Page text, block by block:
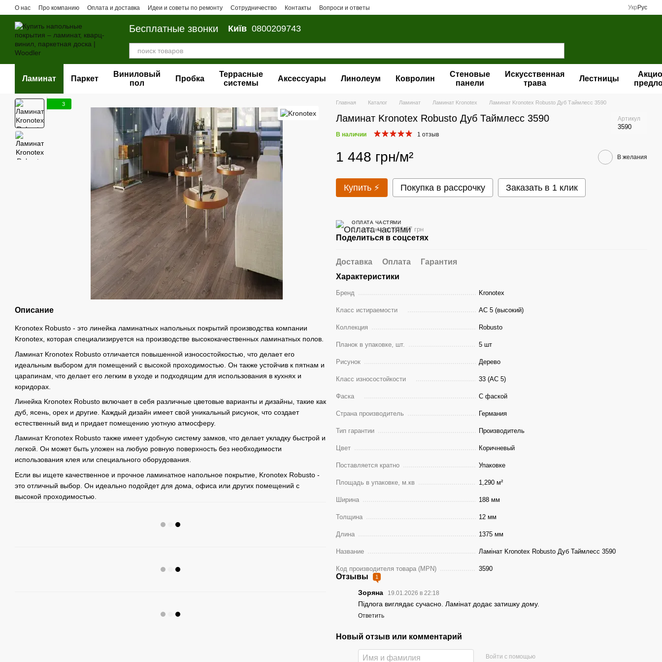
Перейти к основному контенту
О нас Про компанию Оплата и доставка Идеи и советы по ремонту Сотрудничество Контакты Вопроси и ответы Укр Рус
Бесплатные звонки Київ 0800209743
Ламинат Паркет
Виниловый
пол
Пробка
Террасные
системы
Аксессуары Линолеум Ковролин
Стеновые
панели
Искусственная
трава
Лестницы
3
Описание
Kronotex Robusto - это линейка ламинатных напольных покрытий производства компании
Kronotex, которая специализируется на производстве высококачественных ламинатных полов.
Ламинат Kronotex Robusto отличается повышенной износостойкостью, что делает его
идеальным выбором для помещений с высокой проходимостью. Он также устойчив к пятнам и
царапинам, что делает его легким в уходе и подходящим для использования в кухнях и
коридорах.
Линейка Kronotex Robusto включает в себя различные цветовые варианты и дизайны, такие как
дуб, ясень, орех и другие. Каждый дизайн имеет свой уникальный рисунок, что создает
естественный вид и придает помещению уютную атмосферу.
Ламинат Kronotex Robusto также имеет удобную систему замков, что делает укладку быстрой и
легкой. Он может быть уложен на любую ровную поверхность без необходимости
использования клея или специального оборудования.
Если вы ищете качественное и прочное ламинатное напольное покрытие, Kronotex Robusto -
это отличный выбор. Он идеально подойдет для дома, офиса или других помещений с
высокой проходимостью.
Главная Каталог Ламинат Ламинат Kronotex Ламинат Kronotex Robusto Дуб Таймлесс 3590
Ламинат Kronotex Robusto Дуб Таймлесс 3590 Артикул
3590
В наличии 1 отзыв
1 448 грн/м² В желания
Купить ⚡ Покупка в рассрочку Заказать в 1 клик
ОПЛАТА ЧАСТЯМИ
3 платежа по 482.67 грн
Поделиться в соцсетях
Доставка Оплата
Гарантия
Характеристики
Бренд Kronotex
Класс истираемости АС 5 (высокий)
Коллекция Robusto
Планок в упаковке, шт. 5 шт
Рисунок Дерево
Класс износостойкости 33 (АС 5)
Фаска С фаской
Страна производитель Германия
Тип гарантии Производитель
Цвет Коричневый
Поставляется кратно Упаковке
Площадь в упаковке, м.кв 1,290 м²
Ширина 188 мм
Толщина 12 мм
Длина 1375 мм
Название Ламінат Kronotex Robusto Дуб Таймлесс 3590
Код производителя товара (MPN) 3590
Отзывы 1
Зоряна 19.01.2026 в 22:18
Підлога виглядає сучасно. Ламінат додає затишку дому.
Ответить
Новый отзыв или комментарий
Войти с помощью